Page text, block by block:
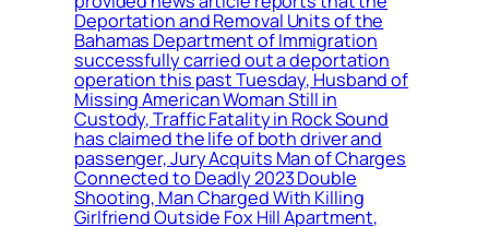
Deportation and Removal Units of the
Bahamas Department of Immigration
successfully carried out a deportation
operation this past Tuesday, Husband of
Missing American Woman Still in
Custody, Traffic Fatality in Rock Sound
has claimed the life of both driver and
passenger, Jury Acquits Man of Charges
Connected to Deadly 2023 Double
Shooting, Man Charged With Killing
Girlfriend Outside Fox Hill Apartment,